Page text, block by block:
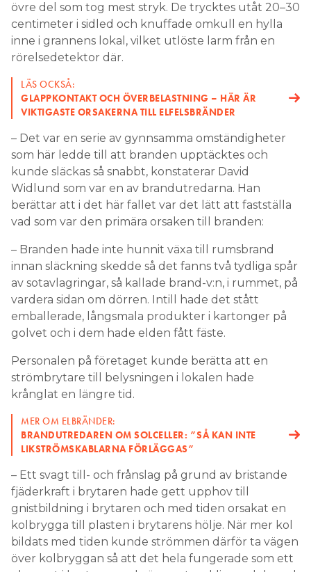
övre del som tog mest stryk. De trycktes utåt 20–30
centimeter i sidled och knuffade omkull en hylla
inne i grannens lokal, vilket utlöste larm från en
rörelsedetektor där.
LÄS OCKSÅ:
GLAPPKONTAKT OCH ÖVERBELASTNING – HÄR ÄR
VIKTIGASTE ORSAKERNA TILL ELFELSBRÄNDER
– Det var en serie av gynnsamma omständigheter
som här ledde till att branden upptäcktes och
kunde släckas så snabbt, konstaterar David
Widlund som var en av brandutredarna. Han
berättar att i det här fallet var det lätt att fastställa
vad som var den primära orsaken till branden:
– Branden hade inte hunnit växa till rumsbrand
innan släckning skedde så det fanns två tydliga spår
av sotavlagringar, så kallade brand-v:n, i rummet, på
vardera sidan om dörren. Intill hade det stått
emballerade, långsmala produkter i kartonger på
golvet och i dem hade elden fått fäste.
Personalen på företaget kunde berätta att en
strömbrytare till belysningen i lokalen hade
krånglat en längre tid.
MER OM ELBRÄNDER:
BRANDUTREDAREN OM SOLCELLER: ”SÅ KAN INTE
LIKSTRÖMSKABLARNA FÖRLÄGGAS”
– Ett svagt till- och frånslag på grund av bristande
fjäderkraft i brytaren hade gett upphov till
gnistbildning i brytaren och med tiden orsakat en
kolbrygga till plasten i brytarens hölje. När mer kol
bildats med tiden kunde strömmen därför ta vägen
över kolbryggan så att det hela fungerade som ett